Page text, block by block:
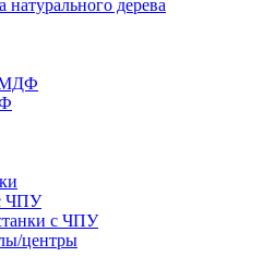
дерева
МДФ
ЧПУ
с ЧПУ
центры